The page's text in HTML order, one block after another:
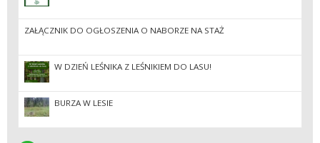
ZAŁĄCZNIK DO OGŁOSZENIA O NABORZE NA STAŻ
W DZIEŃ LEŚNIKA Z LEŚNIKIEM DO LASU!
BURZA W LESIE